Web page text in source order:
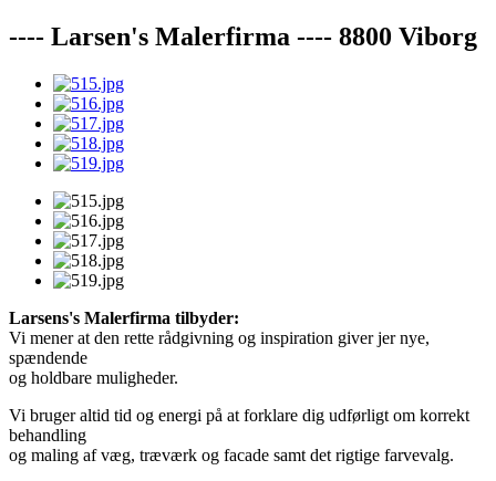
---- Larsen's Malerfirma ---- 8800 Viborg
Larsens's Malerfirma tilbyder:
Vi mener at den rette rådgivning og inspiration giver jer nye,
spændende
og holdbare muligheder.
Vi bruger altid tid og energi på at forklare dig udførligt om korrekt
behandling
og maling af væg, træværk og facade samt det rigtige farvevalg.